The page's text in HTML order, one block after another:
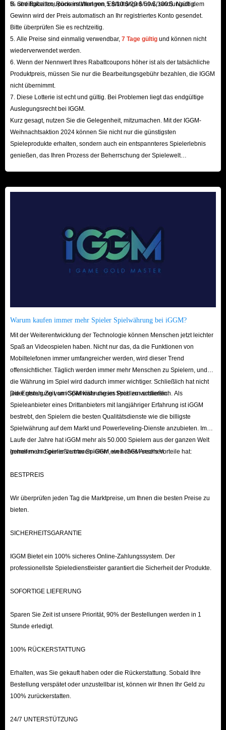
B. Streitigkeiten, Rückerstattungen, Erstattungen usw., sind ungültig.
% und Rabattcoupons im Wert von 5 $/10 $/20 $/50 $/100 $. Nach dem
Gewinn wird der Preis automatisch an Ihr registriertes Konto gesendet.
Bitte überprüfen Sie es rechtzeitig.
5. Alle Preise sind einmalig verwendbar, 7 Tage gültig und können nicht
wiederverwendet werden.
6. Wenn der Nennwert Ihres Rabattcoupons höher ist als der tatsächliche
Produktpreis, müssen Sie nur die Bearbeitungsgebühr bezahlen, die IGGM
nicht übernimmt.
7. Diese Lotterie ist echt und gültig. Bei Problemen liegt das endgültige
Auslegungsrecht bei IGGM.
Kurz gesagt, nutzen Sie die Gelegenheit, mitzumachen. Mit der IGGM-
Weihnachtsaktion 2024 können Sie nicht nur die günstigsten
Spieleprodukte erhalten, sondern auch ein entspannteres Spielerlebnis
genießen, das Ihren Prozess der Beherrschung der Spielewelt
Warum kaufen immer mehr Spieler Spielwährung bei iGGM?
Mit der Weiterentwicklung der Technologie können Menschen jetzt leichter
Spaß an Videospielen haben. Nicht nur das, da die Funktionen von
Mobiltelefonen immer umfangreicher werden, wird dieser Trend
offensichtlicher. Täglich werden immer mehr Menschen zu Spielern, und
die Währung im Spiel wird dadurch immer wichtiger. Schließlich hat nicht
jeder genug Zeit, um Spielwährung im Spiel zu verdienen.
Die Entstehung von iGGM löste dieses Problem schließlich. Als
Spieleanbieter eines Drittanbieters mit langjähriger Erfahrung ist iGGM
bestrebt, den Spielern die besten Qualitätsdienste wie die billigste
Spielwährung auf dem Markt und Powerleveling-Dienste anzubieten. Im
Laufe der Jahre hat iGGM mehr als 50.000 Spielern aus der ganzen Welt
geholfen und genießt unter Spielern ein hohes Ansehen.
Immer mehr Spieler vertrauen iGGM, weil iGGM sechs Vorteile hat:
BESTPREIS
Wir überprüfen jeden Tag die Marktpreise, um Ihnen die besten Preise zu
bieten.
SICHERHEITSGARANTIE
IGGM Bietet ein 100% sicheres Online-Zahlungssystem. Der
professionellste Spieledienstleister garantiert die Sicherheit der Produkte.
SOFORTIGE LIEFERUNG
Sparen Sie Zeit ist unsere Priorität, 90% der Bestellungen werden in 1
Stunde erledigt.
100% RÜCKERSTATTUNG
Erhalten, was Sie gekauft haben oder die Rückerstattung. Sobald Ihre
Bestellung verspätet oder unzustellbar ist, können wir Ihnen Ihr Geld zu
100% zurückerstatten.
24/7 UNTERSTÜTZUNG